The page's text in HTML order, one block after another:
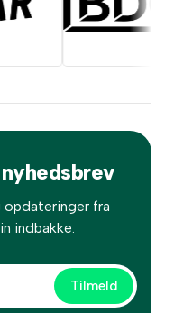
opdateringer fra
indbakke.